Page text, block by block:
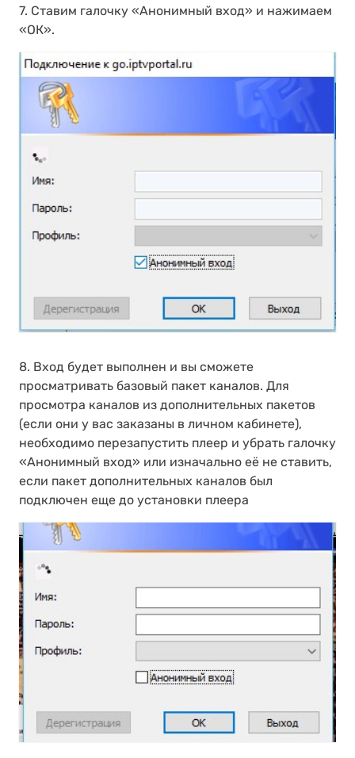
7. Cтавим галочку «Анонимный вход» и нажимаем
«ОК».
8. Вход будет выполнен и вы сможете
просматривать базовый пакет каналов. Для
просмотра каналов из дополнительных пакетов
(если они у вас заказаны в личном кабинете),
необходимо перезапустить плеер и убрать галочку
«Анонимный вход» или изначально её не ставить,
если пакет дополнительных каналов был
подключен еще до установки плеера